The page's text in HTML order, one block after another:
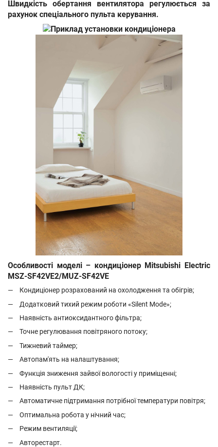
Швидкість обертання вентилятора регулюється за
рахунок спеціального пульта керування.
Особливості моделі – кондиціонер Mitsubishi Electric
MSZ-SF42VE2/MUZ-SF42VE
Кондиціонер розрахований на охолодження та обігрів;
Додатковий тихий режим роботи «Silent Mode»;
Наявність антиоксидантного фільтра;
Точне регулювання повітряного потоку;
Тижневий таймер;
Автопам'ять на налаштування;
Функція зниження зайвої вологості у приміщенні;
Наявність пульт ДК;
Автоматичне підтримання потрібної температури повітря;
Оптимальна робота у нічний час;
Режим вентиляції;
Авторестарт.